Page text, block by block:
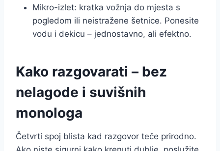
Mikro-izlet: kratka vožnja do mjesta s
pogledom ili neistražene šetnice. Ponesite
vodu i dekicu – jednostavno, ali efektno.
Kako razgovarati – bez
nelagode i suvišnih
monologa
Četvrti spoj blista kad razgovor teče prirodno.